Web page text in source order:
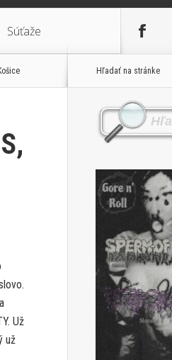
Súťaže
Už
už
Hľadať na stránke